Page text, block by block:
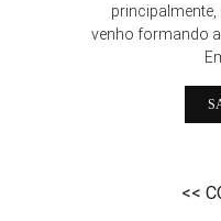
principalmente,
venho formando
<<